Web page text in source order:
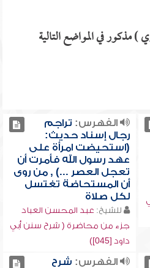
) مذكور في المواضع التالية
الفهرس: تراجم
رجال إسناد حديث:
(استحيضت امرأة على
عهد رسول الله فأمرت أن
تعجل العصر ...) , من روى
أن المستحاضة تغتسل
لكل صلاة
للشيخ: عبد المحسن العباد
جزء من محاضرة ( شرح سنن أبي
داود [045])
الفهرس: شرح